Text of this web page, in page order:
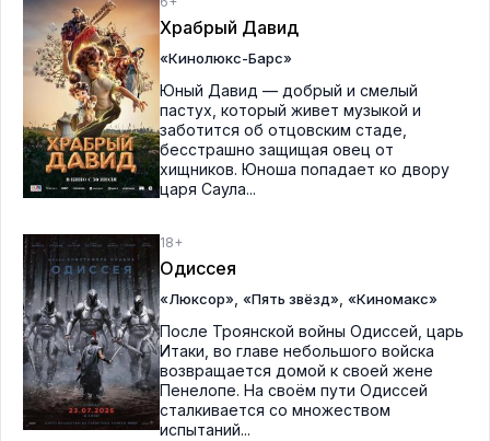
Храбрый Давид
«Кинолюкс-Барс»
Юный Давид — добрый и смелый
пастух, который живет музыкой и
заботится об отцовским стаде,
бесстрашно защищая овец от
хищников. Юноша попадает ко двору
царя Саула...
18+
Одиссея
«Люксор», «Пять звёзд», «Киномакс»
После Троянской войны Одиссей, царь
Итаки, во главе небольшого войска
возвращается домой к своей жене
Пенелопе. На своём пути Одиссей
сталкивается со множеством
испытаний...